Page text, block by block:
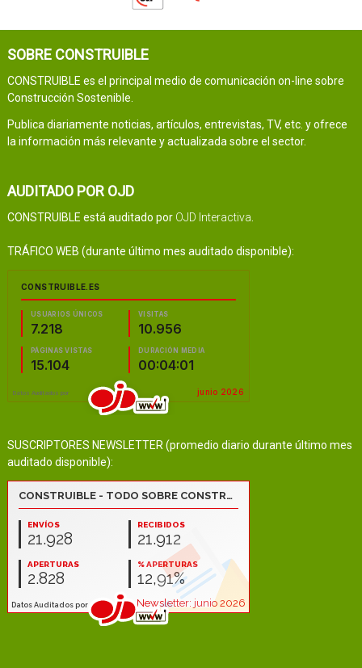
SOBRE CONSTRUIBLE
CONSTRUIBLE es el principal medio de comunicación on-line sobre
Construcción Sostenible.
Publica diariamente noticias, artículos, entrevistas, TV, etc. y ofrece
la información más relevante y actualizada sobre el sector.
AUDITADO POR OJD
CONSTRUIBLE está auditado por OJD Interactiva.
TRÁFICO WEB (durante último mes auditado disponible):
SUSCRIPTORES NEWSLETTER (promedio diario durante último mes
auditado disponible):